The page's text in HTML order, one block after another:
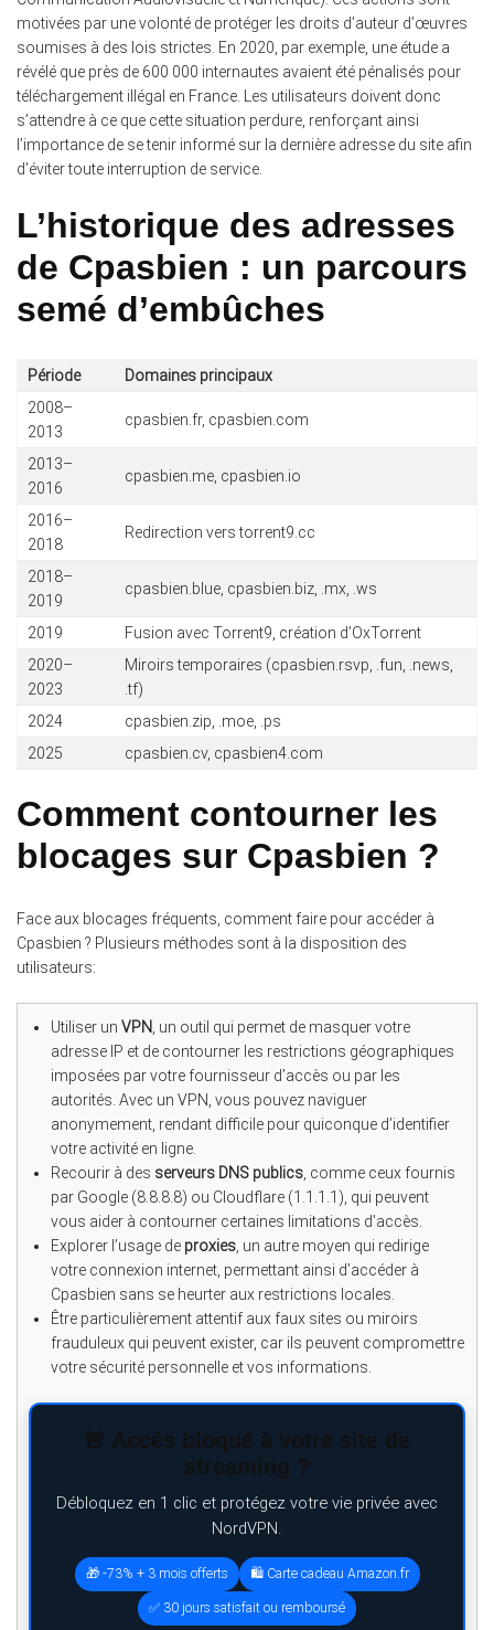
motivées par une volonté de protéger les droits d’auteur d’œuvres
soumises à des lois strictes. En 2020, par exemple, une étude a
révélé que près de 600 000 internautes avaient été pénalisés pour
téléchargement illégal en France. Les utilisateurs doivent donc
s’attendre à ce que cette situation perdure, renforçant ainsi
l’importance de se tenir informé sur la dernière adresse du site afin
d’éviter toute interruption de service.
L’historique des adresses
de Cpasbien : un parcours
semé d’embûches
Période
Domaines principaux
2008–
2013
cpasbien.fr, cpasbien.com
2013–
2016
cpasbien.me, cpasbien.io
2016–
2018
Redirection vers torrent9.cc
2018–
2019
cpasbien.blue, cpasbien.biz, .mx, .ws
2019
Fusion avec Torrent9, création d’OxTorrent
2020–
2023
Miroirs temporaires (cpasbien.rsvp, .fun, .news,
.tf)
2024
cpasbien.zip, .moe, .ps
2025
cpasbien.cv, cpasbien4.com
Comment contourner les
blocages sur Cpasbien ?
Face aux blocages fréquents, comment faire pour accéder à
Cpasbien ? Plusieurs méthodes sont à la disposition des
utilisateurs:
Utiliser un VPN , un outil qui permet de masquer votre
adresse IP et de contourner les restrictions géographiques
imposées par votre fournisseur d’accès ou par les
autorités. Avec un VPN, vous pouvez naviguer
anonymement, rendant difficile pour quiconque d’identifier
votre activité en ligne.
Recourir à des serveurs DNS publics , comme ceux fournis
par Google (8.8.8.8) ou Cloudflare (1.1.1.1), qui peuvent
vous aider à contourner certaines limitations d’accès.
Explorer l’usage de proxies , un autre moyen qui redirige
votre connexion internet, permettant ainsi d’accéder à
Cpasbien sans se heurter aux restrictions locales.
Être particulièrement attentif aux faux sites ou miroirs
frauduleux qui peuvent exister, car ils peuvent compromettre
votre sécurité personnelle et vos informations.
🚨 Accès bloqué à votre site de
streaming ?
Débloquez en 1 clic et protégez votre vie privée avec
NordVPN.
🎁 -73% + 3 mois offerts 🛍️ Carte cadeau Amazon.fr
✅ 30 jours satisfait ou remboursé